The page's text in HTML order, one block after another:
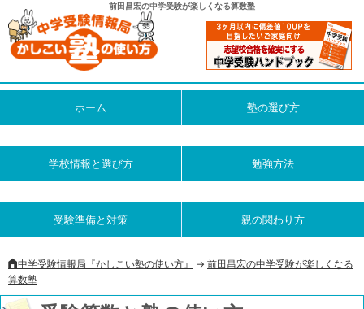
前田昌宏の中学受験が楽しくなる算数塾
ホーム 塾の選び方
学校情報と選び方 勉強方法
受験準備と対策 親の関わり方
中学受験情報局『かしこい塾の使い方』 -> 前田昌宏の中学受験が楽しくなる
算数塾